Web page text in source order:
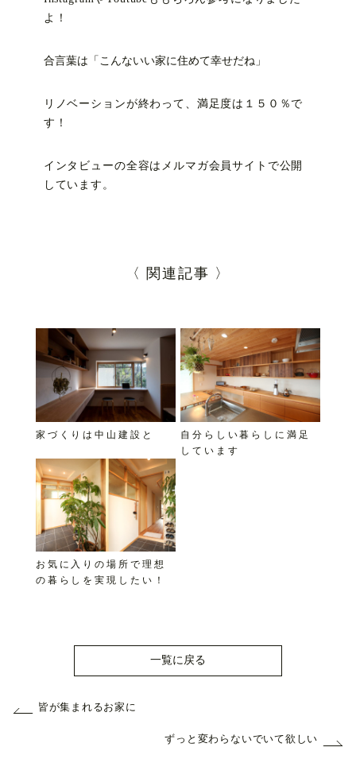
よ！
合言葉は「こんないい家に住めて幸せだね」
リノベーションが終わって、満足度は１５０％で
す！
インタビューの全容はメルマガ会員サイトで公開
しています。
〈 関連記事 〉
家づくりは中山建設と
自分らしい暮らしに満足
しています
お気に入りの場所で理想
の暮らしを実現したい！
一覧に戻る
皆が集まれるお家に
ずっと変わらないでいて欲しい